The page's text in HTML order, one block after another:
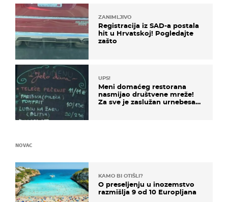
ZANIMLJIVO
Registracija iz SAD-a postala
hit u Hrvatskoj! Pogledajte
zašto
UPS!
Meni domaćeg restorana
nasmijao društvene mreže!
Za sve je zaslužan urnebesan
NOVAC
KAMO BI OTIŠLI?
O preseljenju u inozemstvo
razmišlja 9 od 10 Europljana